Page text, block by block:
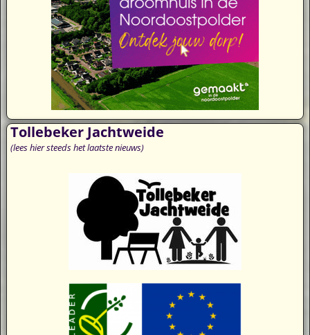
Tollebeker Jachtweide
(lees hier steeds het laatste nieuws)